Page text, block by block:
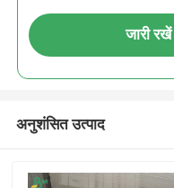
जारी रखें
अनुशंसित उत्पाद